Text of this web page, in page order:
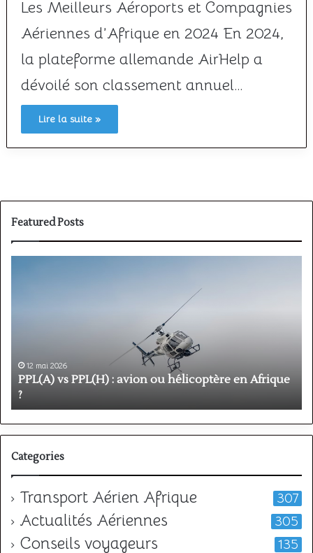
Les Meilleurs Aéroports et Compagnies
Aériennes d’Afrique en 2024 En 2024,
la plateforme allemande AirHelp a
dévoilé son classement annuel…
Lire la suite »
Featured Posts
hélicoptère en Afrique
étapes,
prix
et
durée
pour
obtenir
licence
11 mai 2026
Formation PPL : étapes, prix
Categories
Transport Aérien Afrique 307
Actualités Aériennes 305
Conseils voyageurs 135